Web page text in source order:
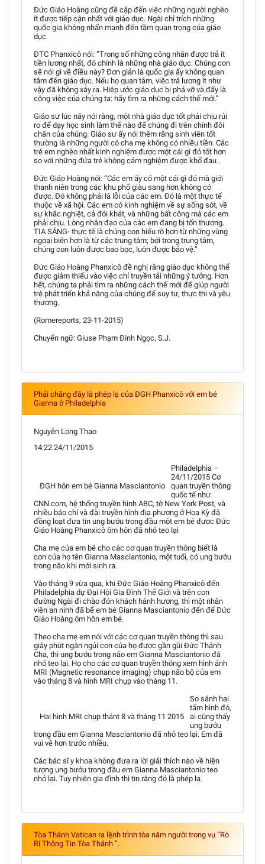
Đức Giáo Hoàng cũng đề cập đến việc những người nghèo
ít được tiếp cận nhất với giáo dục. Ngài chỉ trích những
quốc gia không nhấn mạnh đến tầm quan trọng của giáo
dục.
ĐTC Phanxicô nói: “Trong số những công nhân được trả ít
tiền lương nhất, đó chính là những nhà giáo dục. Chúng con
sẽ nói gì về điều này? Đơn giản là quốc gia ấy không quan
tâm đến giáo dục. Nếu họ quan tâm, việc trả lương ít như
vậy đã không xảy ra. Hiệp ước giáo dục bị phá vỡ và đấy là
công việc của chúng ta: hãy tìm ra những cách thế mới.”
Giáo sư lúc nãy nói rằng, một nhà giáo dục tốt phải chịu rủi
ro để dạy học sinh làm thế nào để chúng đi trên chính đôi
chân của chúng. Giáo sư ấy nói thêm rằng sinh viên tốt
thường là những người có cha mẹ không có nhiều tiền. Các
trẻ em nghèo nhất kinh nghiệm được một cái gì đó tốt hơn
so với những đứa trẻ không cảm nghiệm được khổ đau .
Đức Giáo Hoàng nói: “Các em ấy có một cái gì đó mà giới
thanh niên trong các khu phố giàu sang hơn không có
được. Đó không phải là lỗi của các em. Đó là một thực tế
thuộc về xã hội. Các em có kinh nghiệm về sự sống sót, về
sự khắc nghiệt, cả đói khát, và những bất công mà các em
phải chịu. Lòng nhân đạo của các em đang bị tổn thương.
TIA SÁNG- thực tế là chúng con hiểu rõ hơn từ những vùng
ngoại biên hơn là từ các trung tâm; bởi trong trung tâm,
chúng con luôn được bao bọc, luôn được bảo vệ.”
Đức Giáo Hoàng Phanxicô đề nghị rằng giáo dục không thể
được giảm thiểu vào việc chỉ truyền tải những ý tưởng. Hơn
hết, chúng ta phải tìm ra những cách thế mới để giúp người
trẻ phát triển khả năng của chúng để suy tư, thực thi và yêu
thương.
(Romereports, 23-11-2015)
Chuyển ngữ: Giuse Phạm Đình Ngọc, S.J.
Phải chăng đây là phép lạ của ĐGH Phanxicô với em bé
Gianna ở Philadelphia
Nguyễn Long Thao
14:22 24/11/2015
ĐGH hôn em bé Gianna Masciantonio
Philadelphia –
24/11/2015 Cơ
quan truyền thông
quốc tế như
CNN.com, hệ thống truyền hình ABC, tờ New York Post, và
nhiều báo chí và đài truyền hình địa phương ở Hoa Kỳ đã
đồng loạt đưa tin ung bướu trong đầu một em bé được Đức
Giáo Hoàng Phanxicô ôm hôn đã nhỏ teo lại
Cha mẹ của em bé cho các cơ quan truyền thông biết là
con của họ tên Gianna Masciantonio, một tuổi, có ung bướu
trong não khi mới sinh ra.
Vào tháng 9 vừa qua, khi Đức Giáo Hoàng Phanxicô đến
Philadelphia dự Đại Hội Gia Đình Thế Giới và trên con
đường Ngài đi chào đón khách hành hương, thì một nhân
viên an ninh đã bế em bé Gianna Masciantonio đến để Đức
Giáo Hoàng ôm hôn em bé.
Theo cha mẹ em nói với các cơ quan truyền thông thì sau
giây phút ngắn ngủi con của họ được gần gũi Đức Thánh
Cha, thì ung bướu trong não em Gianna Masciantonio đã
nhỏ teo lại. Họ cho các cơ quan truyền thông xem hình ảnh
MRI (Magnetic resonance imaging) chụp não bộ của em
vào tháng 8 và hình MRI chụp vào tháng 11.
Hai hình MRI chụp thánt 8 và tháng 11 2015
So sánh hai
tấm hình đó,
ai cũng thấy
ung bướu
trong đầu em Gianna Masciantonio đã nhỏ teo lại. Em đã
vui vẻ hơn trước nhiều.
Các bác sĩ y khoa không đưa ra lời giải thích nào về hiện
tượng ung bướu trong đầu em Gianna Masciantonio teo
nhỏ lại. Tuy nhiên gia đình thì tin rằng đó là phép lạ.
Tòa Thánh Vatican ra lệnh trình tòa năm người trong vụ “Rò
Rỉ Thông Tin Tòa Thánh ”.